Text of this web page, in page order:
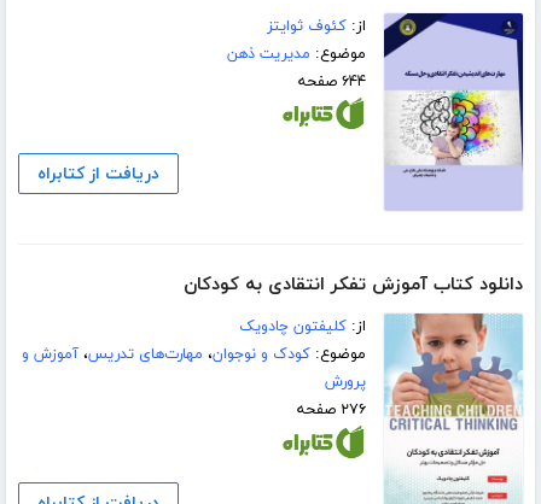
از:کئوف ثوایتز
موضوع: مدیریت ذهن
۶۴۴ صفحه
دریافت از کتابراه
دانلود کتاب آموزش تفکر انتقادی به کودکان
از:کلیفتون چادویک
موضوع:کودک و نوجوان، مهارت‌های تدریس،آموزش و
پرورش
۲۷۶ صفحه